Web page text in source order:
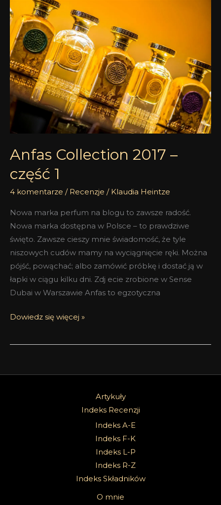
Anfas Collection 2017 –
część 1
4 komentarze / Recenzje / Klaudia Heintze
Nowa marka perfum na blogu to zawsze radość.
Nowa marka dostępna w Polsce – to prawdziwe
święto. Zawsze cieszy mnie świadomość, że tyle
niszowych cudów mamy na wyciągnięcie ręki. Można
pójść, powąchać; albo zamówić próbkę i dostać ją w
łapki w ciągu kilku dni. Zdj ecie zrobione w Sense
Dubai w Warszawie Anfas to egzotyczna
Anfas
Collection
2017
–
część
1
Dowiedz się więcej »
Artykuły
Indeks Recenzji
Indeks A-E
Indeks F-K
Indeks L-P
Indeks R-Z
Indeks Składników
O mnie